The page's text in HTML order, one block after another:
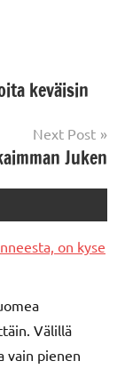
keväisin
Next Post
Juken
on kyse
Välillä
vain pienen